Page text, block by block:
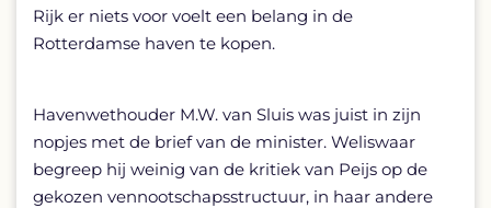
Rijk er niets voor voelt een belang in de
Rotterdamse haven te kopen.
Havenwethouder M.W. van Sluis was juist in zijn
nopjes met de brief van de minister. Weliswaar
begreep hij weinig van de kritiek van Peijs op de
gekozen vennootschapsstructuur, in haar andere